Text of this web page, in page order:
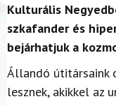
Kulturális
szkafander és
bejárhatjuk a
Állandó útitársaink
lesznek, akikkel az